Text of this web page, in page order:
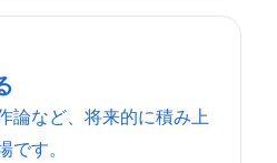
論など、将来的に積み上
す。